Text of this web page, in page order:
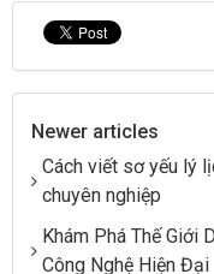
Newer articles
Cách viết sơ yếu lý
chuyên nghiệp
Khám Phá Thế Giới
Công Nghệ Hiện Đại